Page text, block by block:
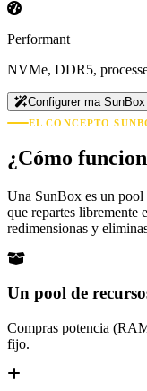
Performant
NVMe, DDR5,
Configurer ma
EL CONCEPTO
¿Cómo
Una SunBox es un
que repartes libremente
redimensionas y
Un pool de
Compras potencia
fijo.